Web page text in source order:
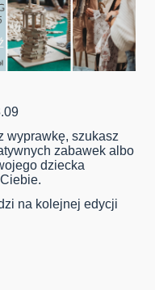
wyprawkę, szukasz
zabawek albo
dziecka
na kolejnej edycji